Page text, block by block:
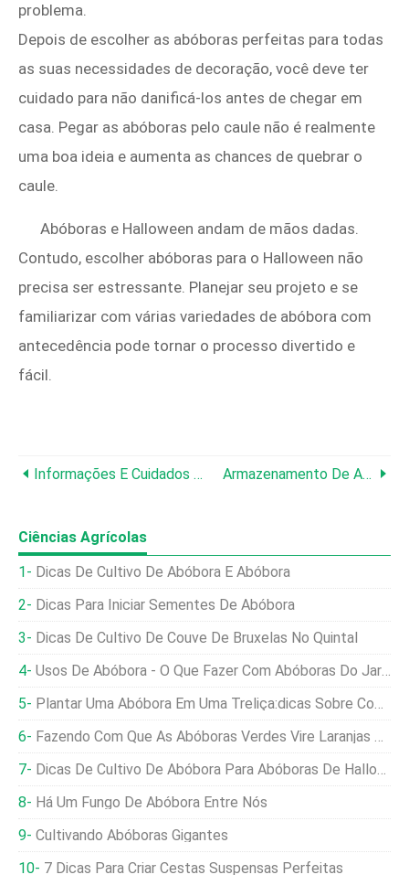
problema.
Depois de escolher as abóboras perfeitas para todas
as suas necessidades de decoração, você deve ter
cuidado para não danificá-los antes de chegar em
casa. Pegar as abóboras pelo caule não é realmente
uma boa ideia e aumenta as chances de quebrar o
caule.
Abóboras e Halloween andam de mãos dadas.
Contudo, escolher abóboras para o Halloween não
precisa ser estressante. Planejar seu projeto e se
familiarizar com várias variedades de abóbora com
antecedência pode tornar o processo divertido e
fácil.
Informações E Cuidados Sobre Abóbora De Amendoim E Aprenda Se A Abóbora De Amendoim É Comestível Armazenamento De Abóbora Pós-Colheita:aprenda Como Armazenar Abóboras
Ciências Agrícolas
Dicas De Cultivo De Abóbora E Abóbora
Dicas Para Iniciar Sementes De Abóbora
Dicas De Cultivo De Couve De Bruxelas No Quintal
Usos De Abóbora - O Que Fazer Com Abóboras Do Jardim
Plantar Uma Abóbora Em Uma Treliça:dicas Sobre Como Fazer Uma Treliça De Abóbora
Fazendo Com Que As Abóboras Verdes Vire Laranjas Depois Que A Videira De Abóbora Morre
Dicas De Cultivo De Abóbora Para Abóboras De Halloween
Há Um Fungo De Abóbora Entre Nós
Cultivando Abóboras Gigantes
7 Dicas Para Criar Cestas Suspensas Perfeitas